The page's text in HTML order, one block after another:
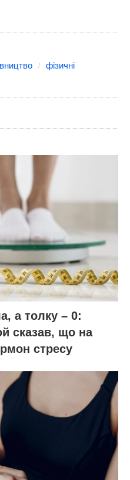
засіб
настрою і
Вирощування
сприяє
функцій і
та
робота в саду
зберігати
активний
садівництво
а важливою
яка допоможе
щасливими і
ви ще не
Розпочніть
всіма
це може